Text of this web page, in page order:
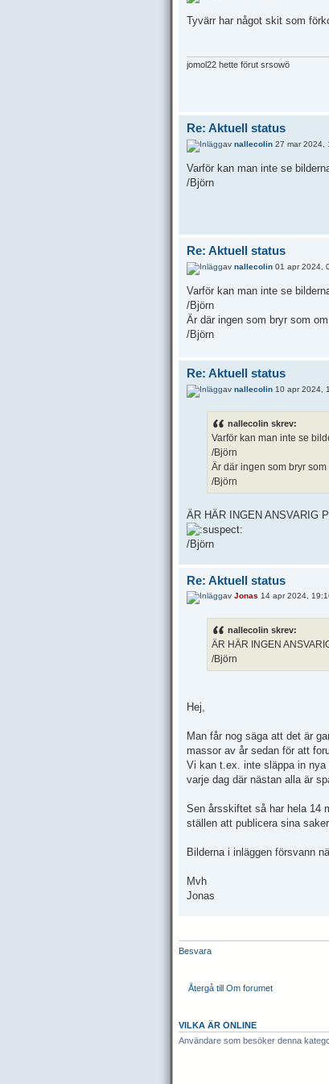
Tyvärr har något skit som
jomol22 hette förut srsowö
Re: Aktuell status
av nallecolin 27 mar 2024,
Varför kan man inte se
/Björn
Re: Aktuell status
av nallecolin 01 apr 2024,
Varför kan man inte se
/Björn
Är där ingen som bryr som
/Björn
Re: Aktuell status
av nallecolin 10 apr 2024,
nallecolin skrev:
Varför kan man inte se
/Björn
Är där ingen som bryr
/Björn
ÄR HÄR INGEN ANSVARIG
/Björn
Re: Aktuell status
av Jonas 14 apr 2024,
nallecolin skrev:
ÄR HÄR INGEN
/Björn
Hej,
Man får nog säga att det är
massor av år sedan för att
Vi kan t.ex. inte släppa in nya
varje dag där nästan alla är
Sen årsskiftet så har hela 14
ställen att publicera sina
Bilderna i inläggen försvann
Mvh
Jonas
Besvara
Återgå till Om forumet
VILKA ÄR ONLINE
Användare som besöker denna